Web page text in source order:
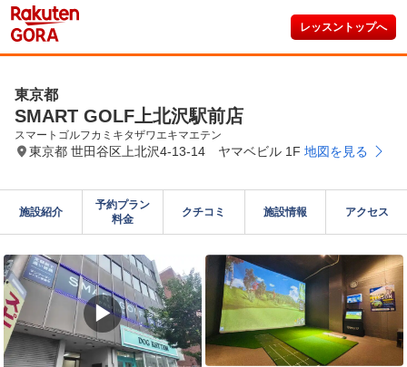
レッスントップへ
東京都
SMART GOLF上北沢駅前店
スマートゴルフカミキタザワエキマエテン
東京都 世田谷区上北沢4-13-14 ヤマベビル 1F 地図を見る
施設紹介
予約プラン
料金
クチコミ 施設情報 アクセス
▶